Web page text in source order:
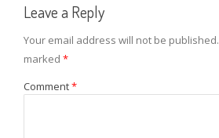
Leave a Reply
Your email address will not be published.
marked *
Comment*